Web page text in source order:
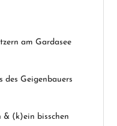
am Gardasee
des Geigenbauers
& (k)ein bisschen